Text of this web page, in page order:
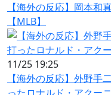
【海外の反応】岡本和
【MLB】
11/25 19:25
【海外の反応】外野手